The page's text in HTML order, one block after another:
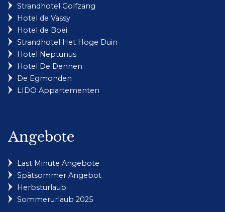
Strandhotel Golfzang
Hotel de Vassy
Hotel de Boei
Strandhotel Het Hoge Duin
Hotel Neptunus
Hotel De Dennen
De Egmonden
LIDO Appartementen
Angebote
Last Minute Angebote
Spätsommer Angebot
Herbsturlaub
Sommerurlaub 2025